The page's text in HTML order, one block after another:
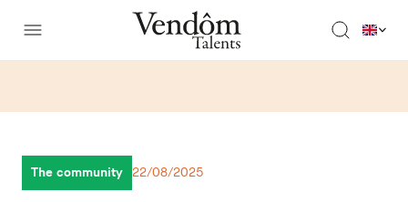
The community 22/08/2025